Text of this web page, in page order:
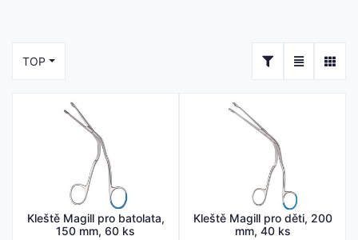
TOP
Kleště Magill pro batolata,
150 mm, 60 ks
Kleště Magill pro děti, 200
mm, 40 ks